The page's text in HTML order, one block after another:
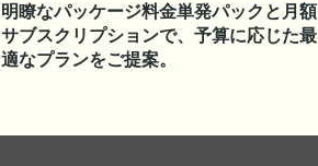
明瞭なパッケージ料金単発パックと月額
サブスクリプションで、予算に応じた最
適なプランをご提案。